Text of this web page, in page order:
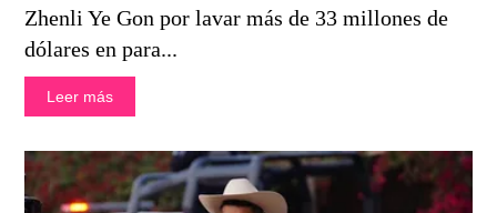
Zhenli Ye Gon por lavar más de 33 millones de
dólares en para...
Leer más